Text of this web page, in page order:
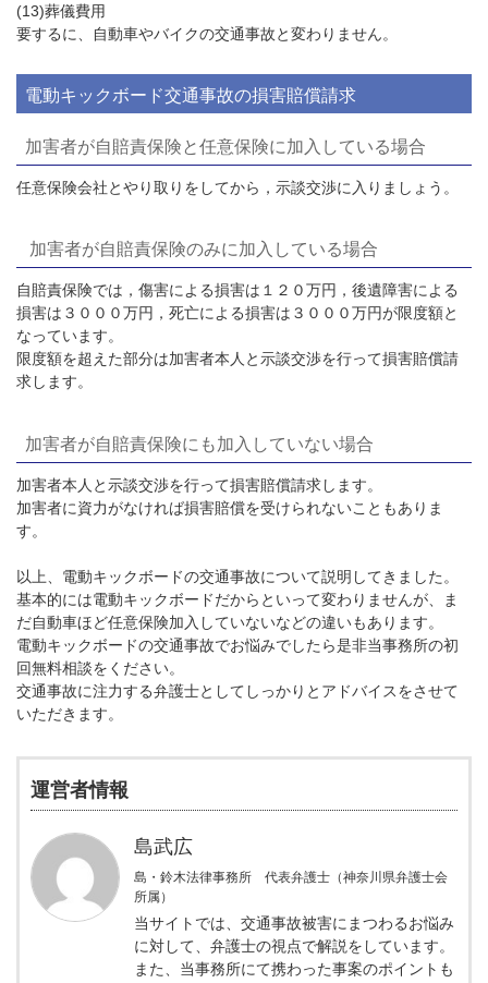
(13)葬儀費用
要するに、自動車やバイクの交通事故と変わりません。
電動キックボード交通事故の損害賠償請求
加害者が自賠責保険と任意保険に加入している場合
任意保険会社とやり取りをしてから，示談交渉に入りましょう。
加害者が自賠責保険のみに加入している場合
自賠責保険では，傷害による損害は１２０万円，後遺障害による
損害は３０００万円，死亡による損害は３０００万円が限度額と
なっています。
限度額を超えた部分は加害者本人と示談交渉を行って損害賠償請
求します。
加害者が自賠責保険にも加入していない場合
加害者本人と示談交渉を行って損害賠償請求します。
加害者に資力がなければ損害賠償を受けられないこともありま
す。
以上、電動キックボードの交通事故について説明してきました。
基本的には電動キックボードだからといって変わりませんが、ま
だ自動車ほど任意保険加入していないなどの違いもあります。
電動キックボードの交通事故でお悩みでしたら是非当事務所の初
回無料相談をください。
交通事故に注力する弁護士としてしっかりとアドバイスをさせて
いただきます。
運営者情報
島武広
島・鈴木法律事務所 代表弁護士（神奈川県弁護士会
所属）
当サイトでは、交通事故被害にまつわるお悩み
に対して、弁護士の視点で解説をしています。
また、当事務所にて携わった事案のポイントも